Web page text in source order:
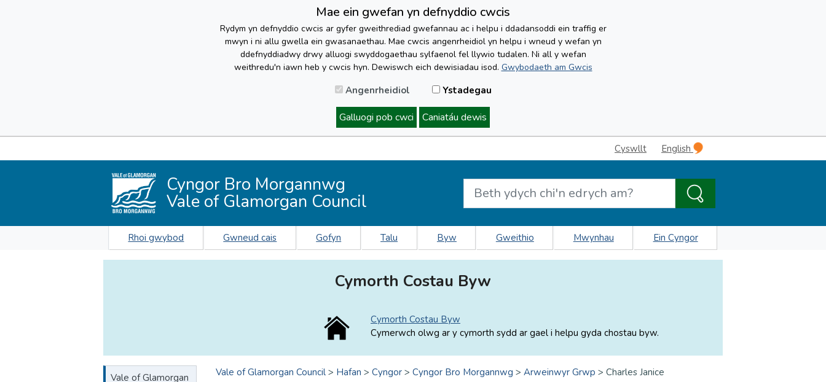
Mae ein gwefan yn defnyddio cwcis
Rydym yn defnyddio cwcis ar gyfer gweithrediad gwefannau ac i helpu i ddadansoddi ein traffig er
mwyn i ni allu gwella ein gwasanaethau. Mae cwcis angenrheidiol yn helpu i wneud y wefan yn
ddefnyddiadwy drwy alluogi swyddogaethau sylfaenol fel llywio tudalen. Ni all y wefan
weithredu'n iawn heb y cwcis hyn. Dewiswch eich dewisiadau isod. Gwybodaeth am Gwcis
Angenrheidiol Ystadegau
Galluogi pob cwci Caniatáu dewis
Cyswllt English
Cyngor Bro Morgannwg
Vale of Glamorgan Council
Rhoi gwybod Gwneud cais Gofyn Talu Byw Gweithio Mwynhau Ein Cyngor
Cymorth Costau Byw
Cymorth Costau Byw
Cymerwch olwg ar y cymorth sydd ar gael i helpu gyda chostau byw.
Vale of Glamorgan
Vale of Glamorgan Council > Hafan > Cyngor > Cyngor Bro Morgannwg > Arweinwyr Grwp > Charles Janice